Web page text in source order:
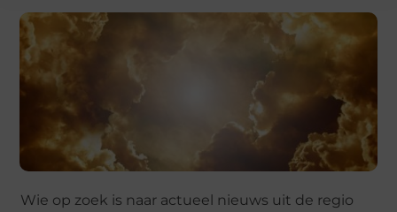
Wie op zoek is naar actueel nieuws uit de regio